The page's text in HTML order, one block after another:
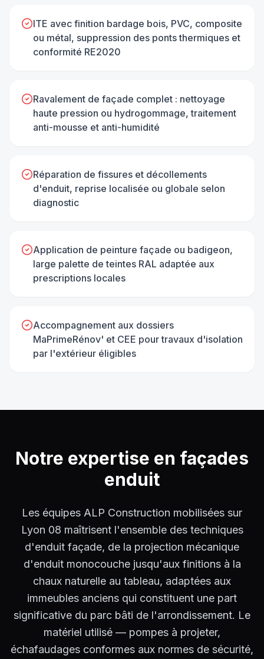
ITE avec finition bardage bois, PVC, composite
ou métal, suppression des ponts thermiques et
conformité RE2020
Ravalement de façade complet : nettoyage
haute pression ou hydrogommage, traitement
anti-mousse et anti-humidité
Réparation de fissures et décollements
d'enduit, reprise localisée ou globale selon
diagnostic
Application de peinture façade ou badigeon,
large palette de teintes RAL adaptée aux
prescriptions locales
Accompagnement aux dossiers
MaPrimeRénov' et CEE pour travaux d'isolation
par l'extérieur éligibles
Notre expertise en façades
enduit
Les équipes ALP Construction mobilisées sur
Lyon 08 maîtrisent l'ensemble des techniques
d'enduit façade, de la projection mécanique
d'enduit monocouche jusqu'aux finitions à la
chaux naturelle au tableau, adaptées aux
immeubles anciens qui constituent une part
significative du parc bâti de l'arrondissement. Le
matériel utilisé — pompes à projeter,
échafaudages conformes aux normes de sécurité,